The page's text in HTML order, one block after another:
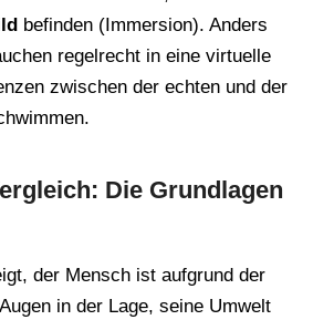
befinden (Immersion). Anders
regelrecht in eine virtuelle
zwischen der echten und der
Die Grundlagen
der Mensch ist aufgrund der
in der Lage, seine Umwelt